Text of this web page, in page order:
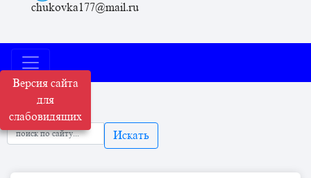
Версия сайта
для
слабовидящих
chukovka177@mail.ru
Искать